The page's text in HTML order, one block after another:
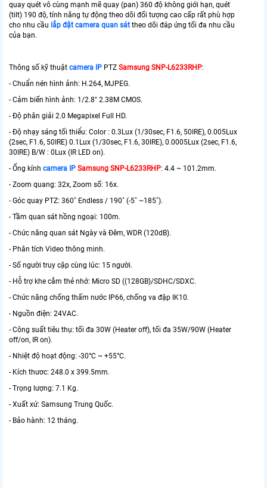
quay quét vô cùng mạnh mẽ quay (pan) 360 độ không giới hạn, quét
(tilt) 190 độ, tính năng tự động theo dõi đối tượng cao cấp rất phù hợp
cho nhu cầu lắp đặt camera quan sát theo dõi đáp ứng tối đa nhu cầu
của bạn.
Thông số kỹ thuật camera IP PTZ Samsung SNP-L6233RHP:
- Chuẩn nén hình ảnh: H.264, MJPEG.
- Cảm biến hình ảnh: 1/2.8" 2.38M CMOS.
- Độ phân giải 2.0 Megapixel Full HD.
- Độ nhạy sáng tối thiểu: Color : 0.3Lux (1/30sec, F1.6, 50IRE), 0.005Lux
(2sec, F1.6, 50IRE) 0.1Lux (1/30sec, F1.6, 30IRE), 0.0005Lux (2sec, F1.6,
30IRE) B/W : 0Lux (IR LED on).
- Ống kính camera IP Samsung SNP-L6233RHP: 4.4 ~ 101.2mm.
- Zoom quang: 32x, Zoom số: 16x.
- Góc quay PTZ: 360˚ Endless / 190˚ (-5˚ ~185˚).
- Tầm quan sát hồng ngoại: 100m.
- Chức năng quan sát Ngày và Đêm, WDR (120dB).
- Phân tích Video thông minh.
- Số người truy cập cùng lúc: 15 người.
- Hỗ trợ khe cắm thẻ nhớ: Micro SD ((128GB)/SDHC/SDXC.
- Chức năng chống thấm nước IP66, chống va đập IK10.
- Nguồn điện: 24VAC.
- Công suất tiêu thụ: tối đa 30W (Heater off), tối đa 35W/90W (Heater
off/on, IR on).
- Nhiệt độ hoạt động: -30°C ~ +55°C.
- Kích thươc: 248.0 x 399.5mm.
- Trọng lượng: 7.1 Kg.
- Xuất xứ: Samsung Trung Quốc.
- Bảo hành: 12 tháng.